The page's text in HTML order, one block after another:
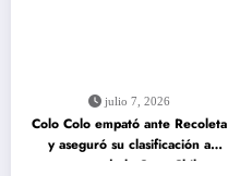
julio 7, 2026
Colo Colo empató ante Recoleta
y aseguró su clasificación a
octavos de la Copa Chile